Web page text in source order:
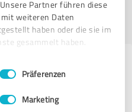
Partner führen diese
weiteren Daten
haben oder die sie im
gesammelt haben.
Präferenzen
Marketing
05.08.2026
weiteren
Bereich